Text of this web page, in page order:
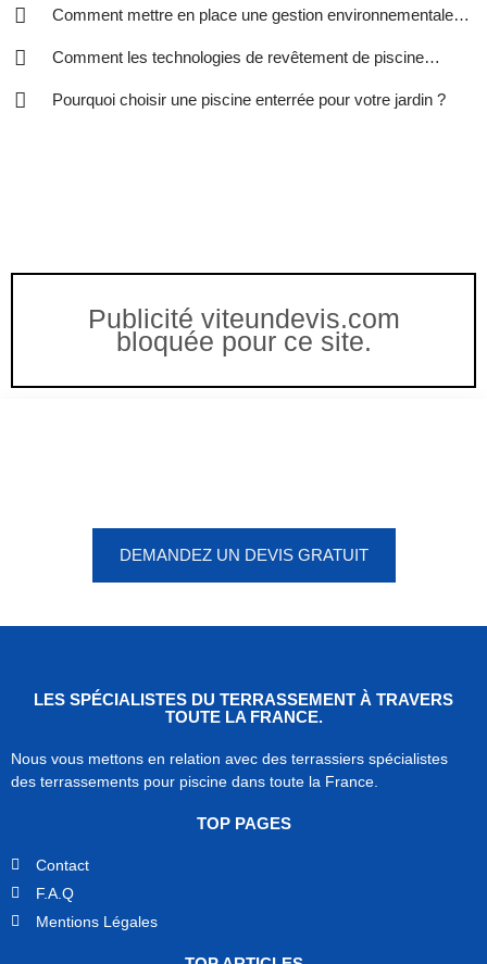
Comment mettre en place une gestion environnementale
Comment les technologies de revêtement de piscine
Pourquoi choisir une piscine enterrée pour votre jardin ?
Publicité viteundevis.com
bloquée pour ce site.
DEMANDEZ UN DEVIS GRATUIT
LES SPÉCIALISTES DU TERRASSEMENT À TRAVERS
TOUTE LA FRANCE.
Nous vous mettons en relation avec des terrassiers spécialistes
des terrassements pour piscine dans toute la France.
TOP PAGES
Contact
F.A.Q
Mentions Légales